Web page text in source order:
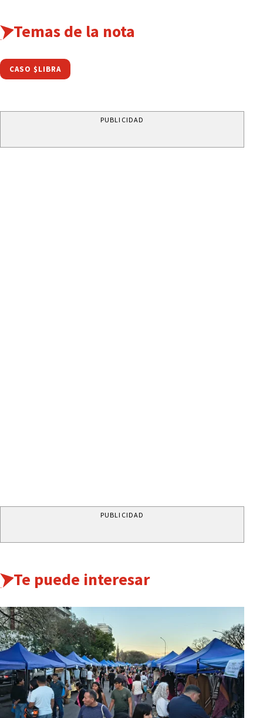
Temas de la nota
CASO $LIBRA
PUBLICIDAD
PUBLICIDAD
Te puede interesar